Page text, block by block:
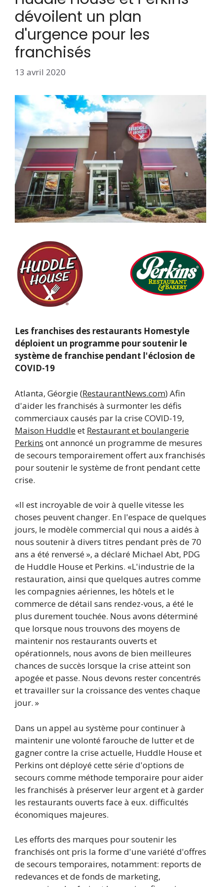
dévoilent un plan
d'urgence pour les
franchisés
13 avril 2020
Les franchises des restaurants Homestyle
déploient un programme pour soutenir le
système de franchise pendant l'éclosion de
COVID-19
Atlanta, Géorgie (RestaurantNews.com) Afin
d'aider les franchisés à surmonter les défis
commerciaux causés par la crise COVID-19,
Maison Huddleet Restaurant et boulangerie
Perkins ont annoncé un programme de mesures
de secours temporairement offert aux franchisés
pour soutenir le système de front pendant cette
crise.
«Il est incroyable de voir à quelle vitesse les
choses peuvent changer. En l'espace de quelques
jours, le modèle commercial qui nous a aidés à
nous soutenir à divers titres pendant près de 70
ans a été renversé », a déclaré Michael Abt, PDG
de Huddle House et Perkins. «L'industrie de la
restauration, ainsi que quelques autres comme
les compagnies aériennes, les hôtels et le
commerce de détail sans rendez-vous, a été le
plus durement touchée. Nous avons déterminé
que lorsque nous trouvons des moyens de
maintenir nos restaurants ouverts et
opérationnels, nous avons de bien meilleures
chances de succès lorsque la crise atteint son
apogée et passe. Nous devons rester concentrés
et travailler sur la croissance des ventes chaque
jour. »
Dans un appel au système pour continuer à
maintenir une volonté farouche de lutter et de
gagner contre la crise actuelle, Huddle House et
Perkins ont déployé cette série d'options de
secours comme méthode temporaire pour aider
les franchisés à préserver leur argent et à garder
les restaurants ouverts face à eux. difficultés
économiques majeures.
Les efforts des marques pour soutenir les
franchisés ont pris la forme d'une variété d'offres
de secours temporaires, notamment: reports de
redevances et de fonds de marketing,